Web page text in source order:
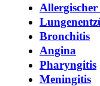
Allergischer
Bronchitis
Angina
Pharyngitis
Meningitis